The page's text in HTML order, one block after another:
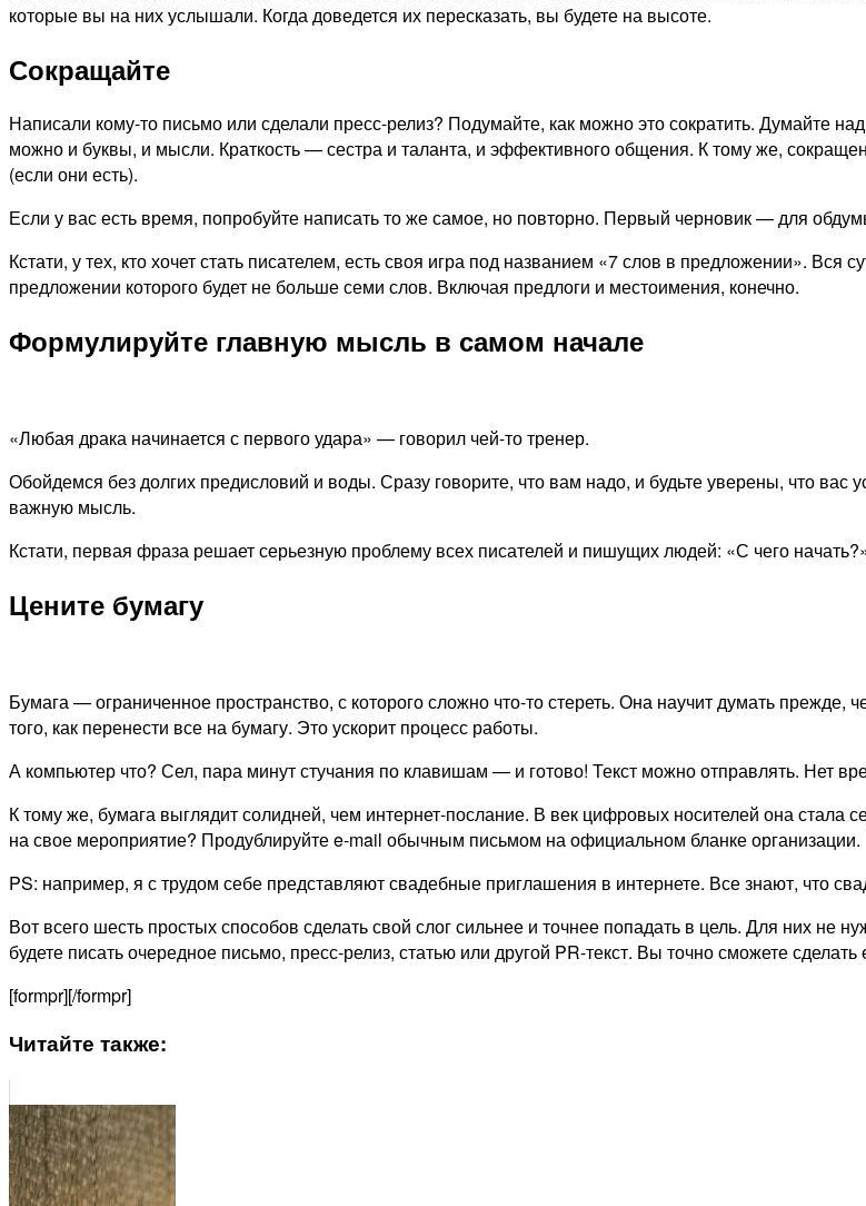
которые вы на них услышали. Когда доведется их пересказать, вы будете на высоте.
Сокращайте
Написали кому-то письмо или сделали пресс-релиз? Подумайте, как можно это сократить. Думайте
можно и буквы, и мысли. Краткость — сестра и таланта, и эффективного общения. К тому же,
(если они есть).
Если у вас есть время, попробуйте написать то же самое, но повторно. Первый черновик — для
Кстати, у тех, кто хочет стать писателем, есть своя игра под названием «7 слов в предложении». Вся
предложении которого будет не больше семи слов. Включая предлоги и местоимения, конечно.
Формулируйте главную мысль в самом начале
«Любая драка начинается с первого удара» — говорил чей-то тренер.
Обойдемся без долгих предисловий и воды. Сразу говорите, что вам надо, и будьте уверены, что
важную мысль.
Кстати, первая фраза решает серьезную проблему всех писателей и пишущих людей: «С чего
Цените бумагу
Бумага — ограниченное пространство, с которого сложно что-то стереть. Она научит думать
того, как перенести все на бумагу. Это ускорит процесс работы.
А компьютер что? Сел, пара минут стучания по клавишам — и готово! Текст можно отправлять. Нет
К тому же, бумага выглядит солидней, чем интернет-послание. В век цифровых носителей она стала
на свое мероприятие? Продублируйте e-mail обычным письмом на официальном бланке организации.
PS: например, я с трудом себе представляют свадебные приглашения в интернете. Все знают, что
Вот всего шесть простых способов сделать свой слог сильнее и точнее попадать в цель. Для них не
будете писать очередное письмо, пресс-релиз, статью или другой PR-текст. Вы точно сможете сделать
[formpr][/formpr]
Читайте также: